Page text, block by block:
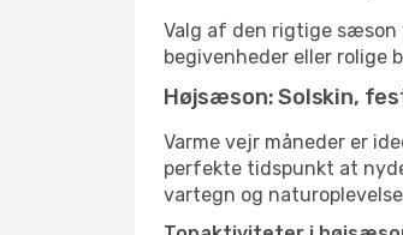
Valg af den rigtige
begivenheder eller rolige
Højsæson: Solskin,
Varme vejr måneder er
perfekte tidspunkt at
vartegn og